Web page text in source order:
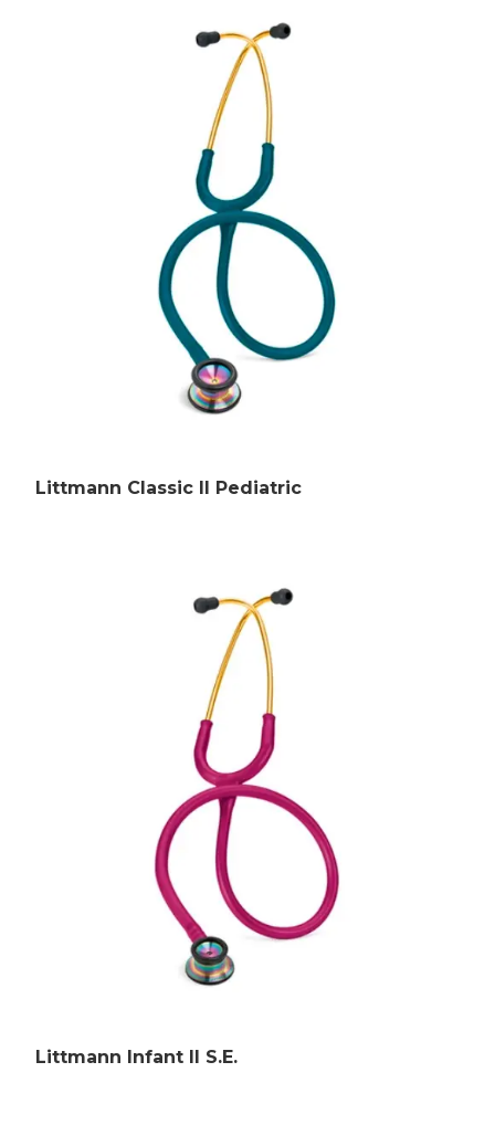
Littmann Classic II Pediatric
Littmann Infant II S.E.